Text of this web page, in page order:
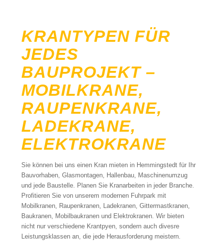
KRANTYPEN FÜR
JEDES
BAUPROJEKT –
MOBILKRANE,
RAUPENKRANE,
LADEKRANE,
ELEKTROKRANE
Sie können bei uns einen Kran mieten in Hemmingstedt für Ihr
Bauvorhaben, Glasmontagen, Hallenbau, Maschinenumzug
und jede Baustelle. Planen Sie Kranarbeiten in jeder Branche.
Profitieren Sie von unserem modernen Fuhrpark mit
Mobilkranen, Raupenkranen, Ladekranen, Gittermastkranen,
Baukranen, Mobilbaukranen und Elektrokranen. Wir bieten
nicht nur verschiedene Krantpyen, sondern auch divesre
Leistungsklassen an, die jede Herausforderung meistern.